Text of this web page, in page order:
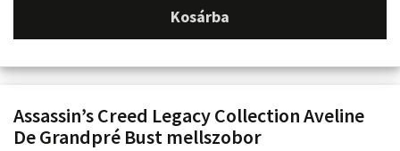
Kosárba
Assassin’s Creed Legacy Collection Aveline
De Grandpré Bust mellszobor